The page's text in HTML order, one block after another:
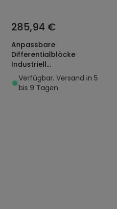
285,94 €
Anpassbare
Differentialblöcke
Industriell
Superimmunisiert 4P 30mA
125A 10kA Klasse AC
LEGRAND DX³ 410624
Verfügbar. Versand in 5
bis 9 Tagen